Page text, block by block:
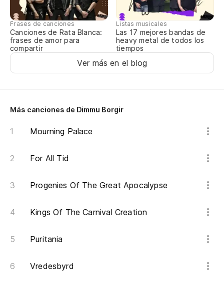
Frases de canciones
Canciones de Rata Blanca:
frases de amor para
compartir
Listas musicales
Las 17 mejores bandas de
heavy metal de todos los
tiempos
Ver más en el blog
Más canciones de Dimmu Borgir
Mourning Palace
For All Tid
Progenies Of The Great Apocalypse
Kings Of The Carnival Creation
Puritania
Vredesbyrd